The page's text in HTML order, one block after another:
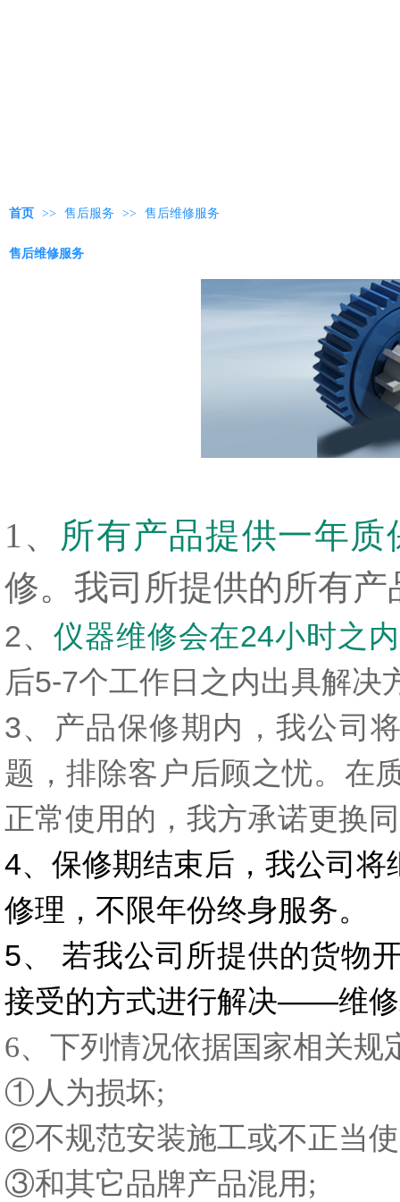
首页 >> 售后服务 >> 售后维修服务
售后维修服务
1、 所有产品提供一年质
修。我司所提供的所有
2、 仪器维修会在24小时之
后5-7个工作日之内出具解决
3、产品保修期内，我公司
题，排除客户后顾之忧。在
正常使用的，我方承诺更换
4、保修期结束后，我公司
修理，不限年份终身服务。
5、 若我公司所提供的货物
接受的方式进行解决——维
6、下列情况依据国家相关规
①人为损坏;
②不规范安装施工或不正当
③和其它品牌产品混用;